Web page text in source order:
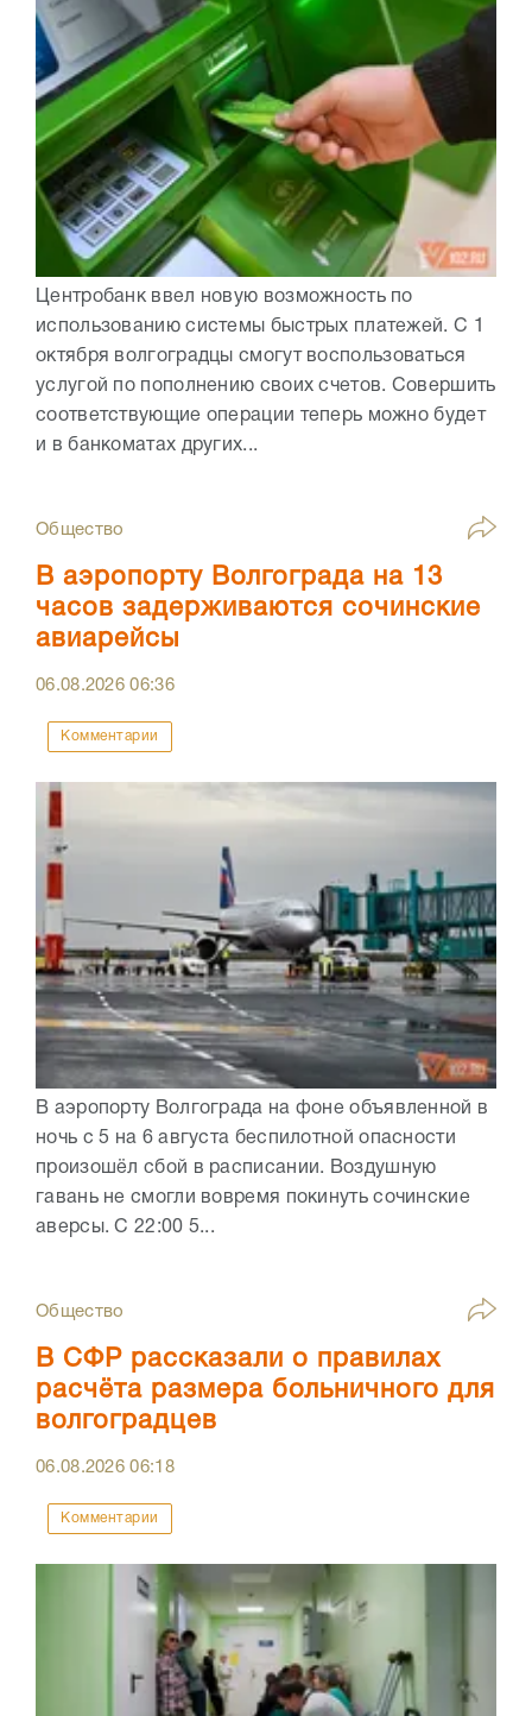
Центробанк ввел новую возможность по
использованию системы быстрых платежей. С 1
октября волгоградцы смогут воспользоваться
услугой по пополнению своих счетов. Совершить
соответствующие операции теперь можно будет
и в банкоматах других...
Общество
В аэропорту Волгограда на 13
часов задерживаются сочинские
авиарейсы
06.08.202606:36
Комментарии
В аэропорту Волгограда на фоне объявленной в
ночь с 5 на 6 августа беспилотной опасности
произошёл сбой в расписании. Воздушную
гавань не смогли вовремя покинуть сочинские
аверсы. С 22:00 5...
Общество
В СФР рассказали о правилах
расчёта размера больничного для
волгоградцев
06.08.202606:18
Комментарии